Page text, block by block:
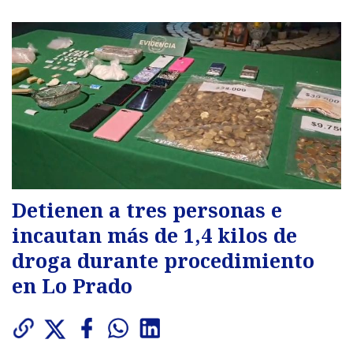
Detienen a tres personas e
incautan más de 1,4 kilos de
droga durante procedimiento
en Lo Prado